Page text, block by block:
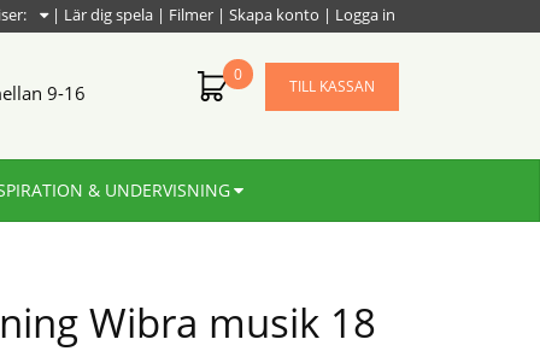
| Lär dig spela | Filmer | Skapa konto | Logga in
9-16
0
TILL KASSAN
& UNDERVISNING
Wibra musik 18